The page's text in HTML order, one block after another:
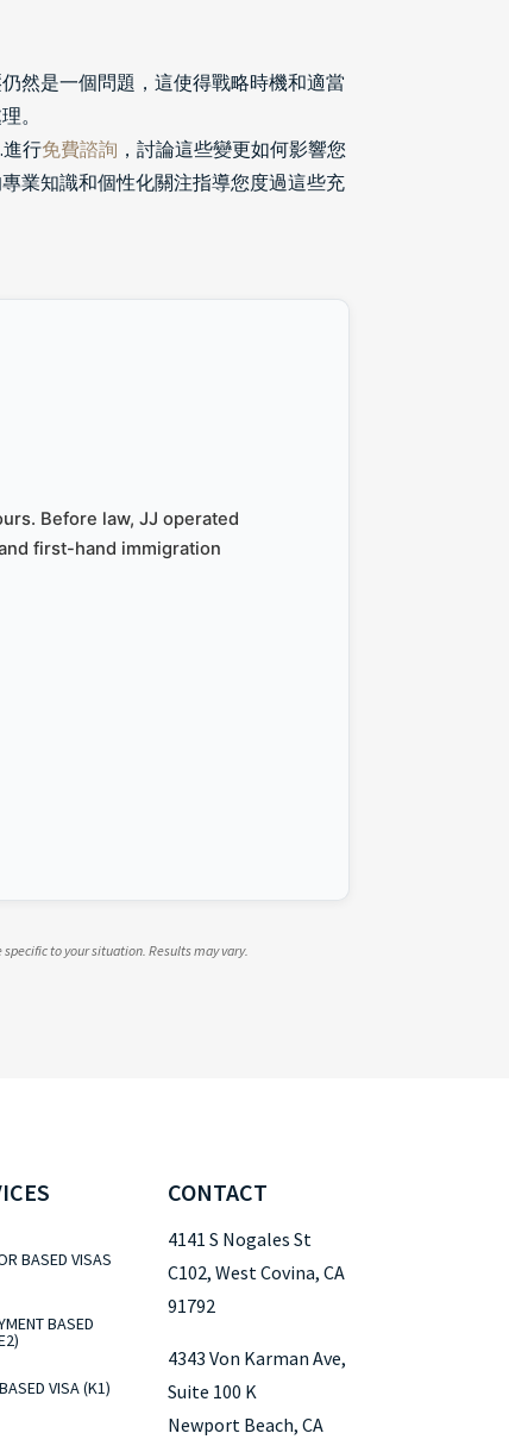
然是一個問題，這使得戰略時機和適當
。
行免費諮詢 ，討論這些變更如何影響您
業知識和個性化關注指導您度過這些充
Before law, JJ operated
first-hand immigration
specific to your situation. Results may vary.
BASED VISAS
BASED
VISA (K1)
CONTACT
4141 S Nogales St
C102, West Covina, CA
91792
4343 Von Karman Ave,
Suite 100 K
Newport Beach, CA